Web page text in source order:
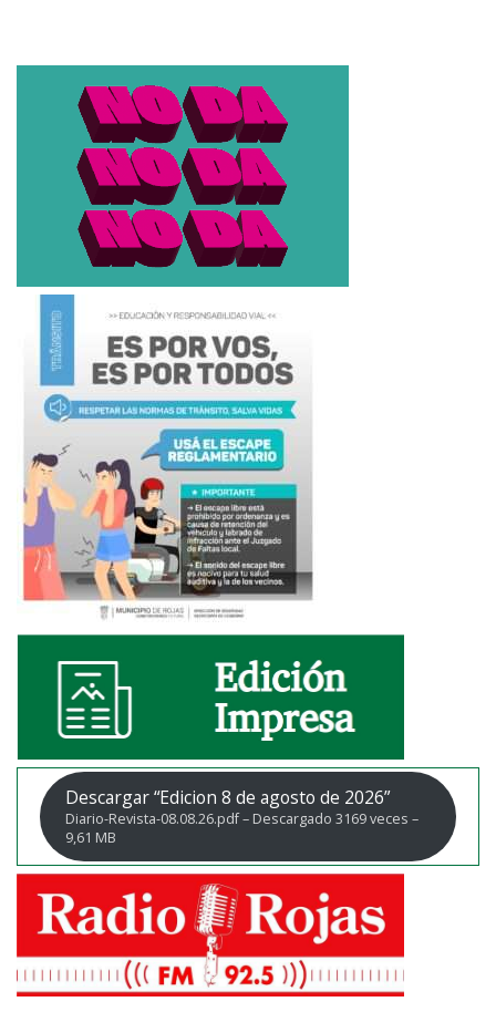
Descargar “Edicion 8 de agosto de 2026”
Diario-Revista-08.08.26.pdf – Descargado 3169 veces –
9,61 MB